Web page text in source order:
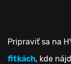
Pripraviť sa na
fitkách, kde